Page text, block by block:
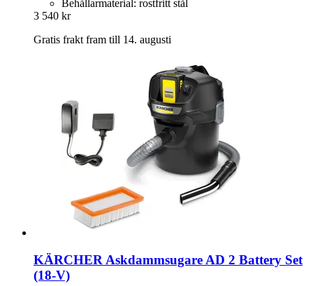
Behållarmaterial: rostfritt stål
3 540 kr
Gratis frakt fram till 14. augusti
KÄRCHER Askdammsugare AD 2 Battery Set
(18-​V)